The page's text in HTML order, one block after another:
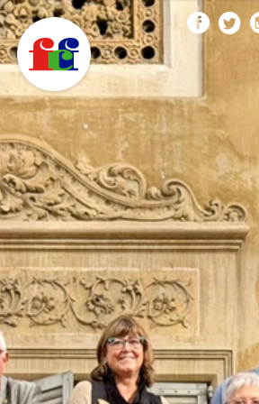
Vés
al
contingut
FEDERACIÓ CATALANA
DE FOTOGRAFIA
F
C
F